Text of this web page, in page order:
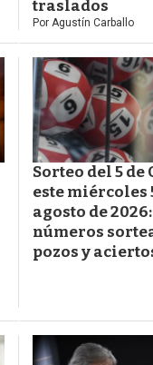
traslados
Por Agustín Carballo
Sorteo del 5 de
este miércoles
agosto de 2026:
números
pozos y